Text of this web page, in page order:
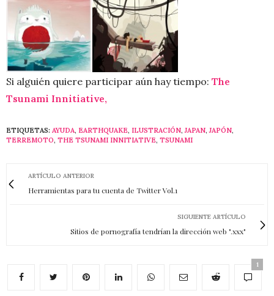
Si alguién quiere participar aún hay tiempo: The
Tsunami Innitiative,
ETIQUETAS: AYUDA, EARTHQUAKE, ILUSTRACIÓN,JAPAN,JAPÓN,
TERREMOTO, THE TSUNAMI INNITIATIVE, TSUNAMI
ARTÍCULO ANTERIOR
Herramientas para tu cuenta de Twitter Vol.1
SIGUIENTE ARTÍCULO
Sitios de pornografía tendrían la dirección web ".xxx"
1